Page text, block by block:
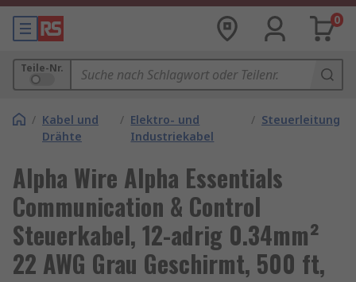
0
Teile-Nr.
/ Kabel und
Drähte
/ Elektro- und
Industriekabel
/ Steuerleitung
Alpha Wire Alpha Essentials
Communication & Control
Steuerkabel, 12-adrig 0.34mm²
22 AWG Grau Geschirmt, 500 ft,